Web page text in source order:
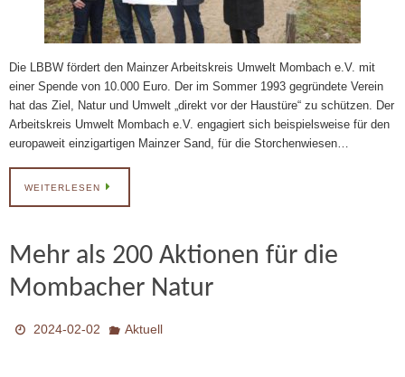
Die LBBW fördert den Mainzer Arbeitskreis Umwelt Mombach e.V. mit
einer Spende von 10.000 Euro. Der im Sommer 1993 gegründete Verein
hat das Ziel, Natur und Umwelt „direkt vor der Haustüre“ zu schützen. Der
Arbeitskreis Umwelt Mombach e.V. engagiert sich beispielsweise für den
europaweit einzigartigen Mainzer Sand, für die Storchenwiesen…
WEITERLESEN
Mehr als 200 Aktionen für die
Mombacher Natur
2024-02-02 Aktuell